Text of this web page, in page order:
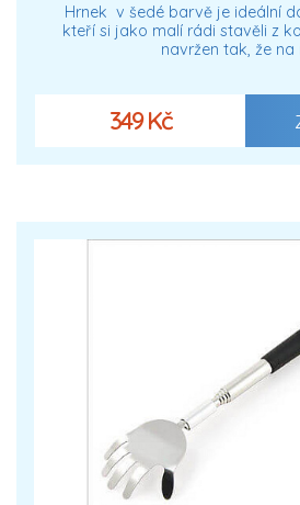
Hrnek v šedé barvě je ideální
kteří si jako malí rádi stavěli z
navržen tak, že na
349 Kč